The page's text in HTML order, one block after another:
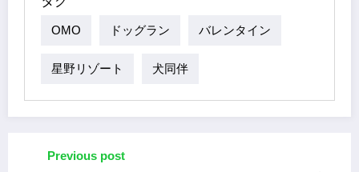
OMO ドッグラン バレンタイン
星野リゾート 犬同伴
Previous post